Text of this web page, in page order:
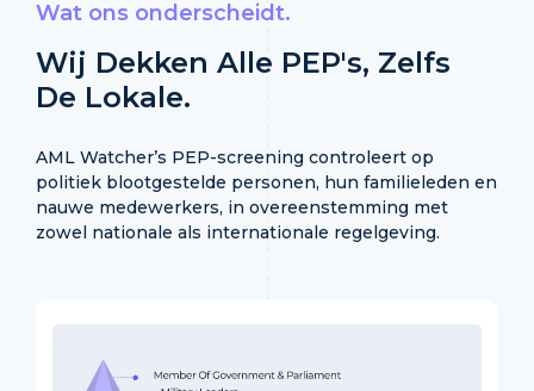
Wat ons onderscheidt.
Wij Dekken Alle PEP's, Zelfs
De Lokale.
AML Watcher’s PEP-screening controleert op
politiek blootgestelde personen, hun familieleden en
nauwe medewerkers, in overeenstemming met
zowel nationale als internationale regelgeving.